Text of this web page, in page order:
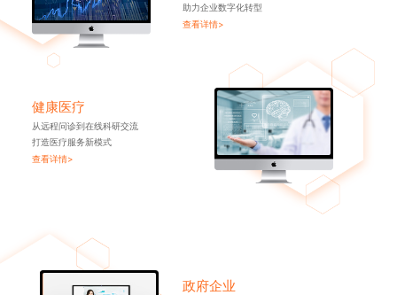
助力企业数字化转型
查看详情>
健康医疗
从远程问诊到在线科研交流
打造医疗服务新模式
查看详情>
政府企业